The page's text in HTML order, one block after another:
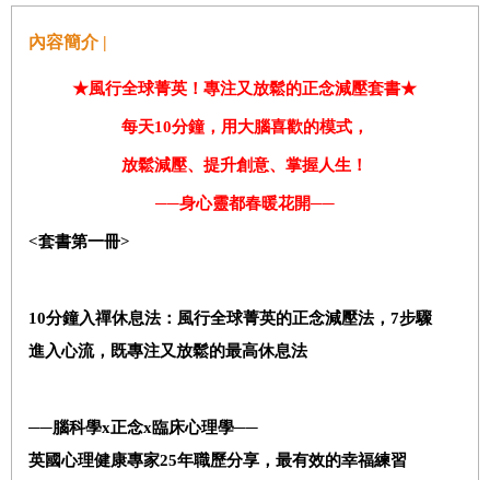
內容簡介 |
★風行全球菁英！專注又放鬆的正念減壓套書★
每天10分鐘，用大腦喜歡的模式，
放鬆減壓、提升創意、掌握人生！
──身心靈都春暖花開──
<套書第一冊>
10分鐘入禪休息法：風行全球菁英的正念減壓法，7步驟
進入心流，既專注又放鬆的最高休息法
──腦科學x正念x臨床心理學──
英國心理健康專家25年職歷分享，最有效的幸福練習